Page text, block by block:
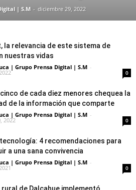
| S.M - diciembre 29, 2022
la relevancia de este sistema de
nuestras vidas
| Grupo Prensa Digital | S.M -
0
de cada diez menores chequea la
de la información que comparte
| Grupo Prensa Digital | S.M -
2022 0
4 recomendaciones para
a una sana convivencia
| Grupo Prensa Digital | S.M -
0